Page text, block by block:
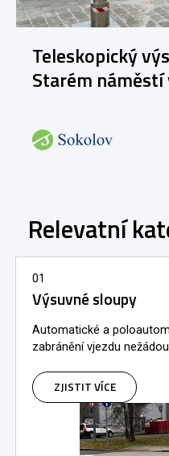
Teleskopický
Starém
Relevatní
01
Výsuvné sloupy
Automatické a
zabránění vjezdu
ZJISTIT VÍCE